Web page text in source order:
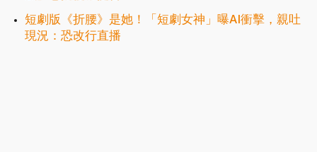
短劇版《折腰》是她！「短劇女神」曝AI衝擊，親吐
現況：恐改行直播